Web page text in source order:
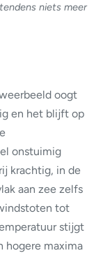
niets meer
oogt
en het blijft op
onstuimig
krachtig, in de
aan zee zelfs
tot
stijgt
hogere maxima